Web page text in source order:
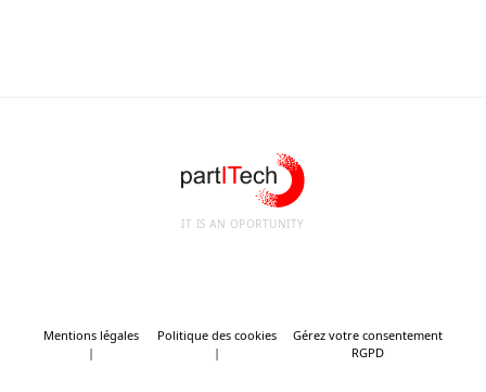
IT IS AN OPORTUNITY
Mentions légales Politique des cookies
Gérez votre consentement
RGPD